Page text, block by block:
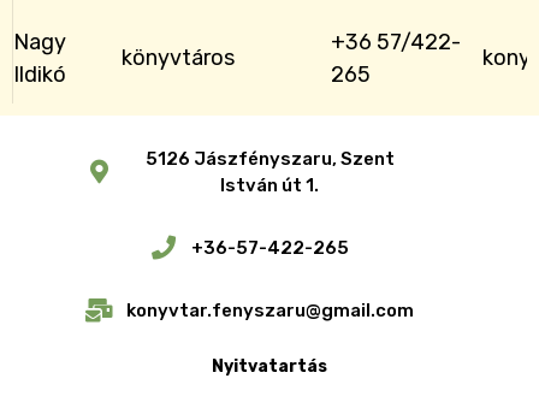
Nagy
Ildikó
könyvtáros
+36 57/422-
265
5126 Jászfényszaru, Szent
István út 1.
+36-57-422-265
konyvtar.fenyszaru@gmail.com
Nyitvatartás